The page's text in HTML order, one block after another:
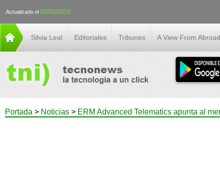
Actualizado el 03/08/2026
Silvia Leal Editoriales Tribunes A View From Abroad
Portada > Noticias > ERM Advanced Telematics apunta al